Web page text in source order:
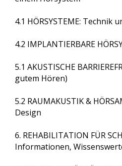
Bestellung
Kontakt
Suche
4.1 HÖRSYSTEME: Technik
4.2 IMPLANTIERBARE
5.1 AKUSTISCHE
gutem Hören)
5.2 RAUMAKUSTIK &
Design
6. REHABILITATION FÜR
Informationen,